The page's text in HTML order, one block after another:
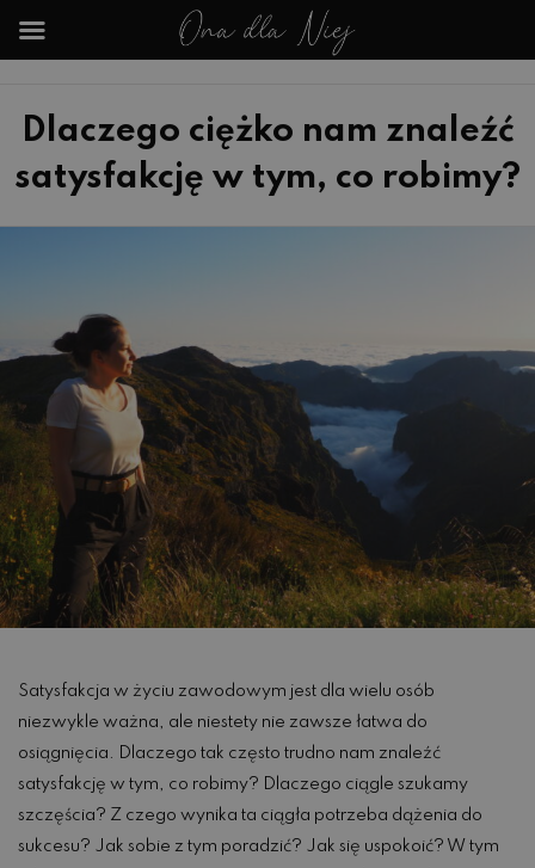
Dlaczego ciężko nam znaleźć
satysfakcję w tym, co robimy?
Satysfakcja w życiu zawodowym jest dla wielu osób
niezwykle ważna, ale niestety nie zawsze łatwa do
osiągnięcia. Dlaczego tak często trudno nam znaleźć
satysfakcję w tym, co robimy? Dlaczego ciągle szukamy
szczęścia? Z czego wynika ta ciągła potrzeba dążenia do
sukcesu? Jak sobie z tym poradzić? Jak się uspokoić? W tym